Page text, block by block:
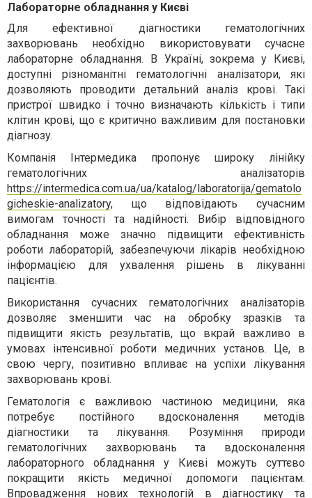
Лабораторне обладнання у Києві
Для ефективної діагностики гематологічних
захворювань необхідно використовувати сучасне
лабораторне обладнання. В Україні, зокрема у Києві,
доступні різноманітні гематологічні аналізатори, які
дозволяють проводити детальний аналіз крові. Такі
пристрої швидко і точно визначають кількість і типи
клітин крові, що є критично важливим для постановки
діагнозу.
Компанія Інтермедика пропонує широку лінійку
гематологічних аналізаторів
https://intermedica.com.ua/ua/katalog/laboratorija/gematolo
gicheskie-analizatory, що відповідають сучасним
вимогам точності та надійності. Вибір відповідного
обладнання може значно підвищити ефективність
роботи лабораторій, забезпечуючи лікарів необхідною
інформацією для ухвалення рішень в лікуванні
пацієнтів.
Використання сучасних гематологічних аналізаторів
дозволяє зменшити час на обробку зразків та
підвищити якість результатів, що вкрай важливо в
умовах інтенсивної роботи медичних установ. Це, в
свою чергу, позитивно впливає на успіхи лікування
захворювань крові.
Гематологія є важливою частиною медицини, яка
потребує постійного вдосконалення методів
діагностики та лікування. Розуміння природи
гематологічних захворювань та вдосконалення
лабораторного обладнання у Києві можуть суттєво
покращити якість медичної допомоги пацієнтам.
Впровадження нових технологій в діагностику та